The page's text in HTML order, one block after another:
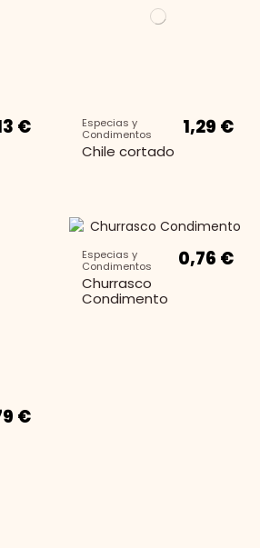
€
Especias y
Condimentos
Chile cortado
1,29 €
€
Especias y
Condimentos
Churrasco
Condimento
0,76 €